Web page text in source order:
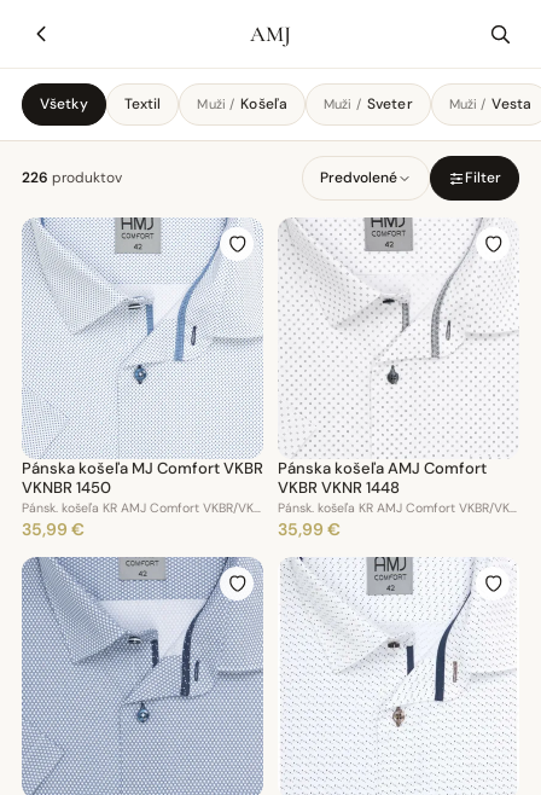
AMJ
Všetky Textil Muži / Košeľa Muži / Sveter Muži / Vesta
226 produktov Predvolené Filter
Pánska košeľa MJ Comfort VKBR
VKNBR 1450
Pánsk. košeľa KR AMJ Comfort VKBR/VKNBR 1450
35,99 €
Pánska košeľa AMJ Comfort
VKBR VKNR 1448
Pánsk. košeľa KR AMJ Comfort VKBR/VKNBR 1448
35,99 €